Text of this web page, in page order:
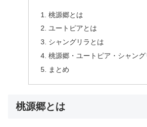
桃源郷とは
ユートピアとは
シャングリラとは
桃源郷・ユートピア・シャン
まとめ
桃源郷とは